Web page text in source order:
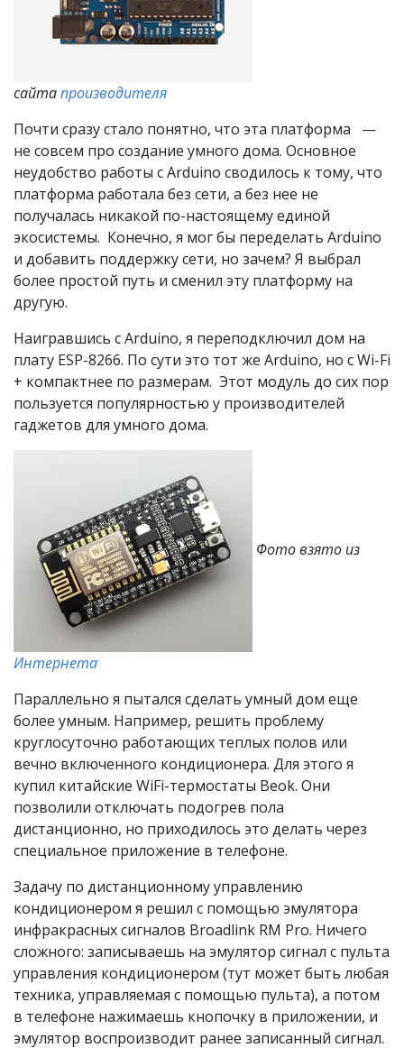
сайтапроизводителя
Почти сразу стало понятно, что эта платформа —
не совсем про создание умного дома. Основное
неудобство работы с Arduino сводилось к тому, что
платформа работала без сети, а без нее не
получалась никакой по-настоящему единой
экосистемы. Конечно, я мог бы переделать Arduino
и добавить поддержку сети, но зачем? Я выбрал
более простой путь и сменил эту платформу на
другую.
Наигравшись с Arduino, я переподключил дом на
плату ESP-8266. По сути это тот же Arduino, но с Wi-Fi
+ компактнее по размерам. Этот модуль до сих пор
пользуется популярностью у производителей
гаджетов для умного дома.
Фото взято из
Интернета
Параллельно я пытался сделать умный дом еще
более умным. Например, решить проблему
круглосуточно работающих теплых полов или
вечно включенного кондиционера. Для этого я
купил китайские WiFi-термостаты Beok. Они
позволили отключать подогрев пола
дистанционно, но приходилось это делать через
специальное приложение в телефоне.
Задачу по дистанционному управлению
кондиционером я решил с помощью эмулятора
инфракрасных сигналов Broadlink RM Pro. Ничего
сложного: записываешь на эмулятор сигнал с пульта
управления кондиционером (тут может быть любая
техника, управляемая с помощью пульта), а потом
в телефоне нажимаешь кнопочку в приложении, и
эмулятор воспроизводит ранее записанный сигнал.